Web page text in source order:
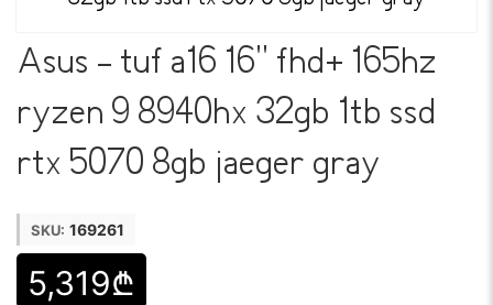
Asus - tuf a16 16'' fhd+ 165hz
ryzen 9 8940hx 32gb 1tb ssd
rtx 5070 8gb jaeger gray
SKU: 169261
5,319₾